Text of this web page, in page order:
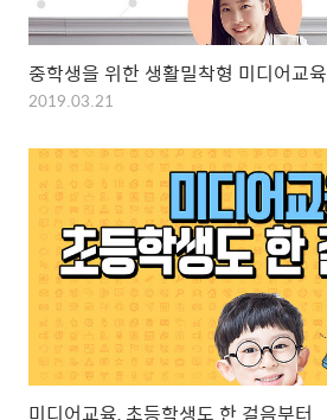
중학생을 위한 생활밀착형 미디어교육
2019.03.21
미디어교육, 초등학생도 한 걸음부터